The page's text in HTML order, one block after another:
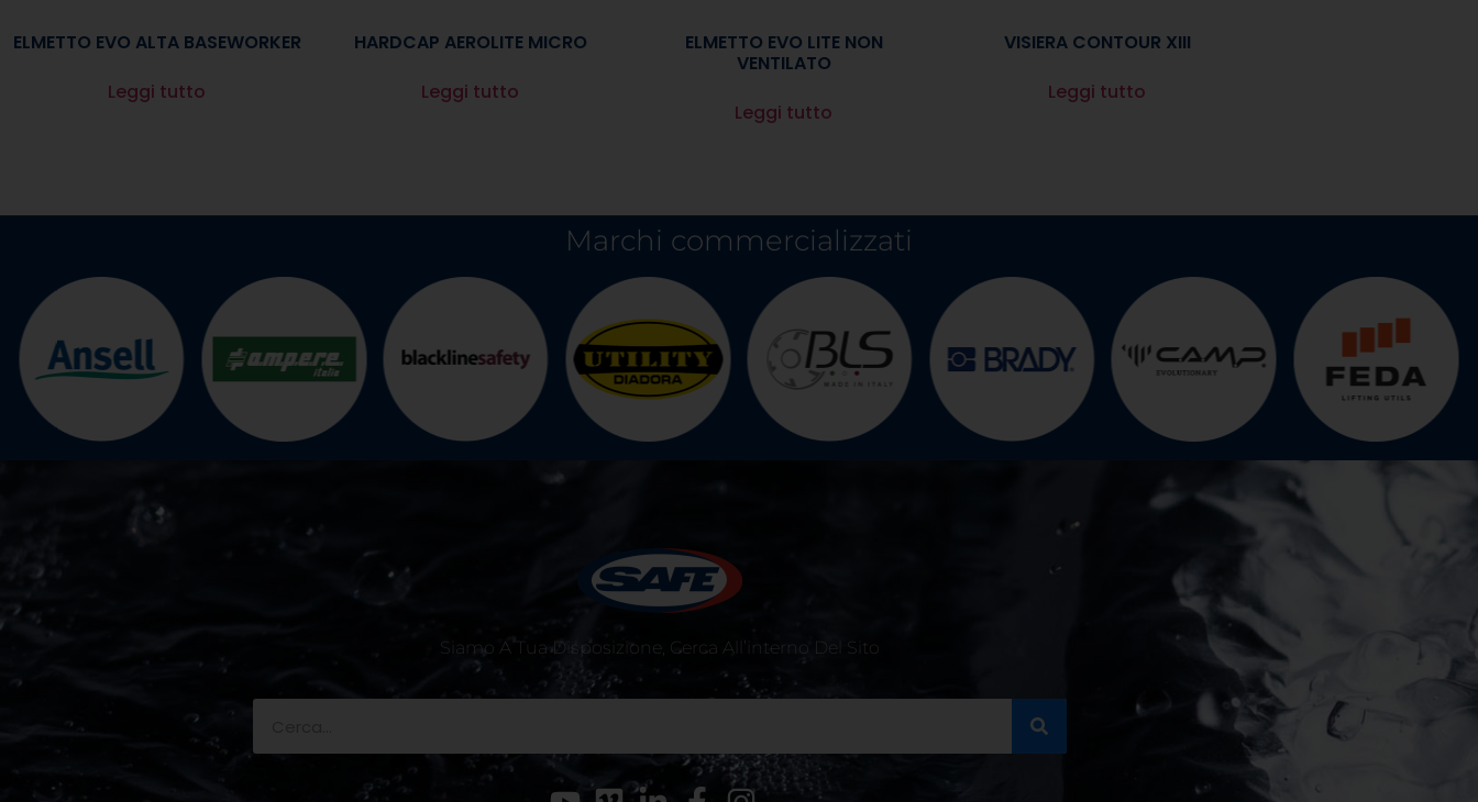
ELMETTO EVO ALTA BASEWORKER
Leggi tutto
HARDCAP AEROLITE MICRO
Leggi tutto
ELMETTO EVO LITE NON
VENTILATO
Leggi tutto
VISIERA CONTOUR XIII
Leggi tutto
Marchi commercializzati
Siamo A Tua Disposizione, Cerca All’interno Del Sito